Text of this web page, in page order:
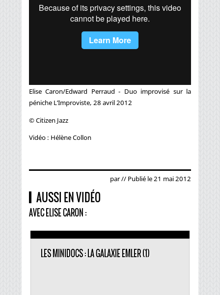
Elise Caron/Edward Perraud - Duo improvisé sur la
péniche L’Improviste, 28 avril 2012
© Citizen Jazz
Vidéo : Hélène Collon
par // Publié le 21 mai 2012
AUSSI EN VIDÉO
AVEC ELISE CARON :
LES MINIDOCS : LA GALAXIE EMLER (1)